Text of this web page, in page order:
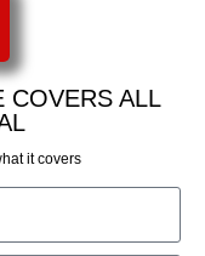
COVERS ALL
it covers